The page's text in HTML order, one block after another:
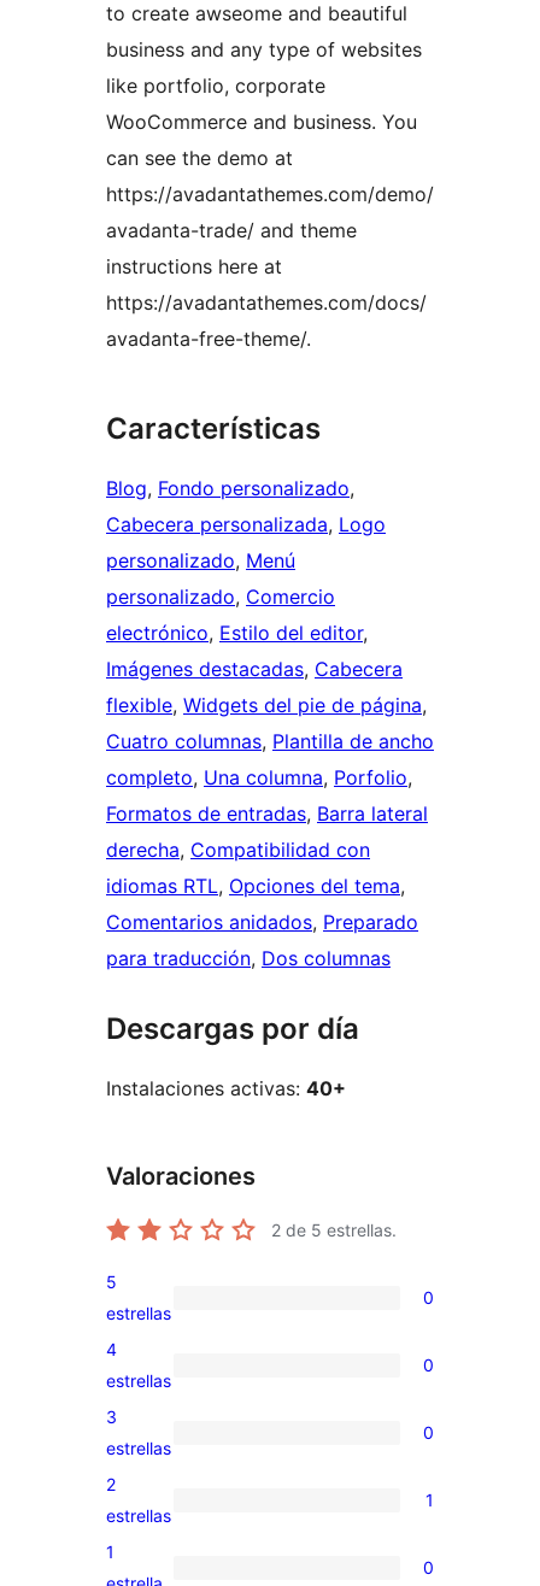
to create awseome and beautiful
business and any type of websites
like portfolio, corporate
WooCommerce and business. You
can see the demo at
https://avadantathemes.com/demo/
avadanta-trade/ and theme
instructions here at
https://avadantathemes.com/docs/
avadanta-free-theme/.
Características
Blog, Fondo personalizado
Cabecera personalizada, Logo
personalizado, Menú
personalizado, Comercio
electrónico, Estilo del editor
Imágenes destacadas, Cabecera
flexible, Widgets del pie de página
Cuatro columnas, Plantilla de ancho
completo, Una columna, Porfolio
Formatos de entradas, Barra lateral
derecha, Compatibilidad con
idiomas RTL, Opciones del tema
Comentarios anidados, Preparado
para traducción, Dos columnas
Descargas por día
Instalaciones activas: 40+
Valoraciones
2 de 5 estrellas.
0
valoraciones
de
5
estrellas
0
0
valoraciones
de
4
estrellas
0
0
valoraciones
de
3
estrellas
0
1
valoración
de
2
estrellas
1
0
1
0